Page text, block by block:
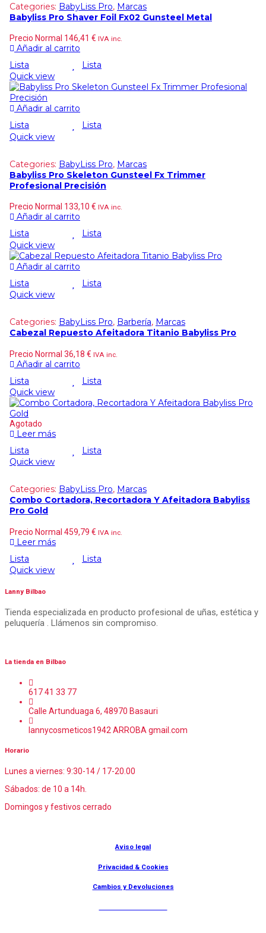
Categories: BabyLiss Pro, Marcas
Babyliss Pro Shaver Foil Fx02 Gunsteel Metal
Precio Normal 146,41 € IVA inc.
Añadir al carrito
Lista
Lista
Quick view
Añadir al carrito
Lista
Lista
Quick view
Categories: BabyLiss Pro, Marcas
Babyliss Pro Skeleton Gunsteel Fx Trimmer
Profesional Precisión
Precio Normal 133,10 € IVA inc.
Añadir al carrito
Lista
Lista
Quick view
Añadir al carrito
Lista
Lista
Quick view
Categories: BabyLiss Pro, Barbería, Marcas
Cabezal Repuesto Afeitadora Titanio Babyliss Pro
Precio Normal 36,18 € IVA inc.
Añadir al carrito
Lista
Lista
Quick view
Agotado
Leer más
Lista
Lista
Quick view
Categories: BabyLiss Pro, Marcas
Combo Cortadora, Recortadora Y Afeitadora Babyliss
Pro Gold
Precio Normal 459,79 € IVA inc.
Leer más
Lista
Lista
Quick view
Lanny Bilbao
Tienda especializada en producto profesional de uñas, estética y
peluquería . Llámenos sin compromiso.
La tienda en Bilbao
617 41 33 77
Calle Artunduaga 6, 48970 Basauri
lannycosmeticos1942 ARROBA gmail.com
Horario
Lunes a viernes: 9:30-14 / 17-20.00
Sábados: de 10 a 14h.
Domingos y festivos cerrado
Aviso legal
Privacidad & Cookies
Cambios y Devoluciones